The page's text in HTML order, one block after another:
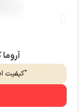
آروما
"کیفیت